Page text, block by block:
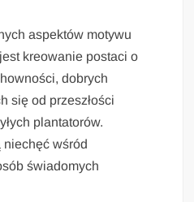
aspektów motywu
kreowanie postaci o
dobrych
się od przeszłości
plantatorów.
niechęć wśród
świadomych